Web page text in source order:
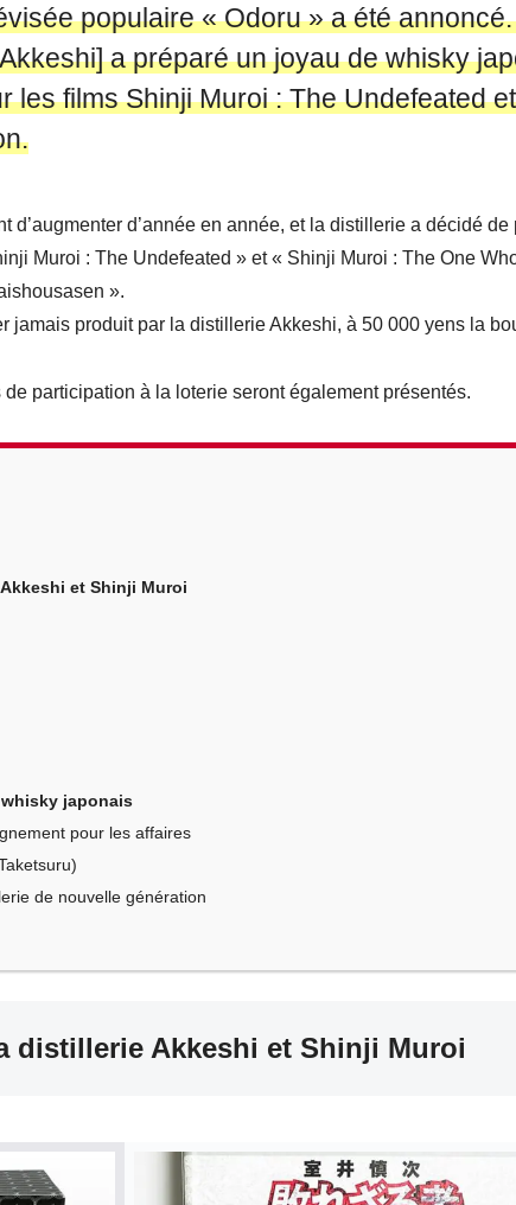
populaire « Odoru » a été
a préparé un joyau de whisky
les films Shinji Muroi : The Undefeated
d’augmenter d’année en année, et la distillerie a décidé de
Muroi : The Undefeated » et « Shinji Muroi : The One
».
jamais produit par la distillerie Akkeshi, à 50 000 yens la
participation à la loterie seront également présentés.
et Shinji Muroi
japonais
pour les affaires
de nouvelle génération
distillerie Akkeshi et Shinji Muroi